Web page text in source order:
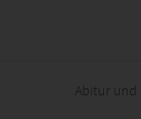
Abitur und